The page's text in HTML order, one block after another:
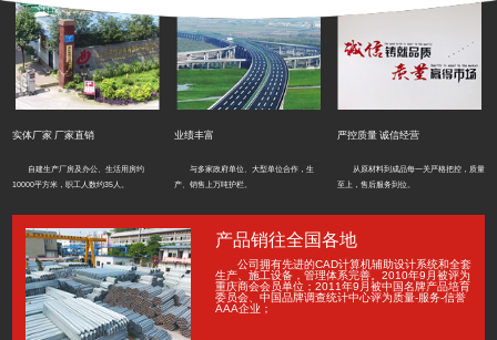
实体厂家 厂家直销
自建生产厂房及办公、生活用房约
10000平方米，职工人数约35人。
业绩丰富
与多家政府单位、大型单位合作，生
产、销售上万吨护栏。
严控质量 诚信经营
从原材料到成品每一关严格把控，质量
至上，售后服务到位。
产品销往全国各地
公司拥有先进的CAD计算机辅助设计系统和全套
生产、施工设备，管理体系完善。2010年9月被评为
重庆商会会员单位；2011年9月被中国名牌产品培育
委员会、中国品牌调查统计中心评为质量-服务-信誉
AAA企业；